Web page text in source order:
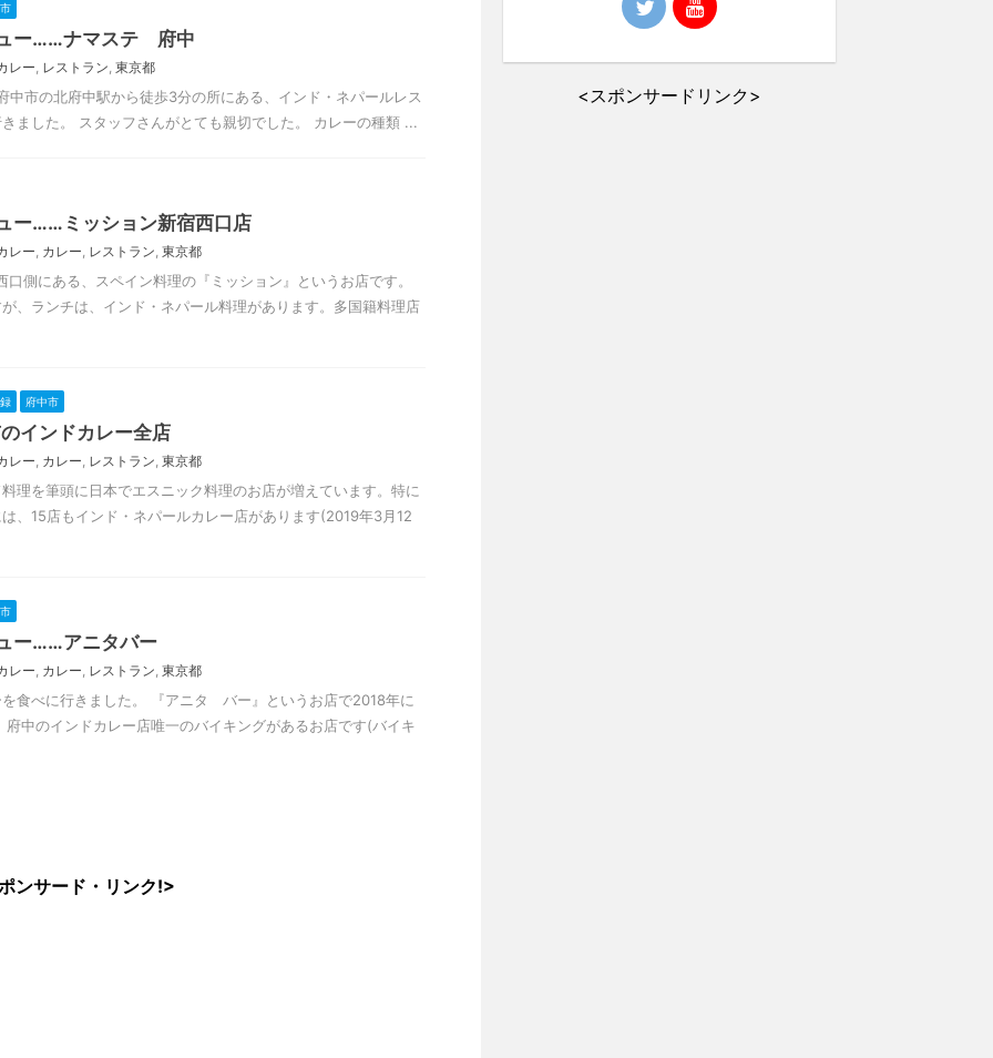
ー……ナマステ 府中
レー, レストラン, 東京都
中市の北府中駅から徒歩3分の所にある、インド・ネパールレス
ました。 スタッフさんがとても親切でした。 カレーの種類 ...
ー……ミッション新宿西口店
レー, カレー, レストラン, 東京都
口側にある、スペイン料理の『ミッション』というお店です。
、ランチは、インド・ネパール料理があります。多国籍料理店
府中市
インドカレー全店
レー, カレー, レストラン, 東京都
理を筆頭に日本でエスニック料理のお店が増えています。特に
、15店もインド・ネパールカレー店があります(2019年3月12
ー……アニタバー
レー, カレー, レストラン, 東京都
食べに行きました。 『アニタ バー』というお店で2018年に
中のインドカレー店唯一のバイキングがあるお店です(バイキ
ンサード・リンク!>
<スポンサードリンク>